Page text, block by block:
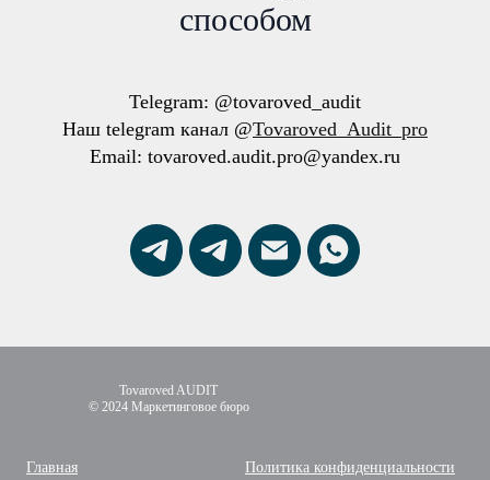
способом
Telegram: @tovaroved_audit
Наш telegram канал @Tovaroved_Audit_pro
Email: tovaroved.audit.pro@yandex.ru
Tovaroved AUDIT
© 2024 Маркетинговое бюро
Главная Политика конфиденциальности